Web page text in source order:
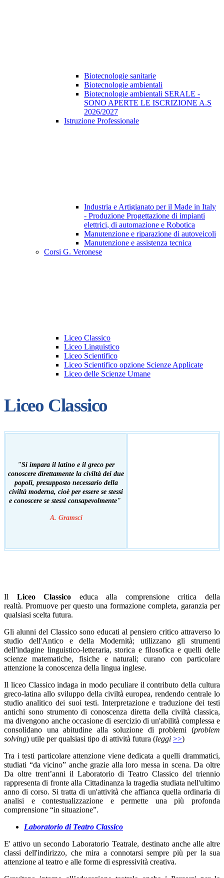
Biotecnologie sanitarie
Biotecnologie ambientali
Biotecnologie ambientali SERALE -
SONO APERTE LE ISCRIZIONE A.S
2026/2027
Istruzione Professionale
Industria e Artigianato per il Made in Italy
- Produzione Progettazione di impianti
elettrici, di automazione e Robotica
Manutenzione e riparazione di autoveicoli
Manutenzione e assistenza tecnica
Corsi G. Veronese
Liceo Classico
Liceo Linguistico
Liceo Scientifico
Liceo Scientifico opzione Scienze Applicate
Liceo delle Scienze Umane
Liceo Classico
"Si impara il latino e il greco per
conoscere direttamente la civiltà dei due
popoli, presupposto necessario della
civiltà moderna, cioè per essere se stessi
e conoscere se stessi consapevolmente"
A. Gramsci
Il Liceo Classico educa alla comprensione critica della
realtà. Promuove per questo una formazione completa, garanzia per
qualsiasi scelta futura.
Gli alunni del Classico sono educati al pensiero critico attraverso lo
studio dell'Antico e della Modernità; utilizzano gli strumenti
dell'indagine linguistico-letteraria, storica e filosofica e quelli delle
scienze matematiche, fisiche e naturali; curano con particolare
attenzione la conoscenza della lingua inglese.
Il liceo Classico indaga in modo peculiare il contributo della cultura
greco-latina allo sviluppo della civiltà europea, rendendo centrale lo
studio analitico dei suoi testi. Interpretazione e traduzione dei testi
antichi sono strumento di conoscenza diretta della civiltà classica,
ma divengono anche occasione di esercizio di un'abilità complessa e
consolidano una abitudine alla soluzione di problemi (problem
solving) utile per qualsiasi tipo di attività futura (leggi >>)
Tra i testi particolare attenzione viene dedicata a quelli drammatici,
studiati “da vicino” anche grazie alla loro messa in scena. Da oltre
Da oltre trent’anni il Laboratorio di Teatro Classico del triennio
rappresenta di fronte alla Cittadinanza la tragedia studiata nell'ultimo
anno di corso. Si tratta di un'attività che affianca quella ordinaria di
analisi e contestualizzazione e permette una più profonda
comprensione “in situazione”.
Laboratorio di Teatro Classico
E' attivo un secondo Laboratorio Teatrale, destinato anche alle altre
classi dell'indirizzo, che mira a connotarsi sempre più per la sua
attenzione al teatro e alle forme di espressività creativa.